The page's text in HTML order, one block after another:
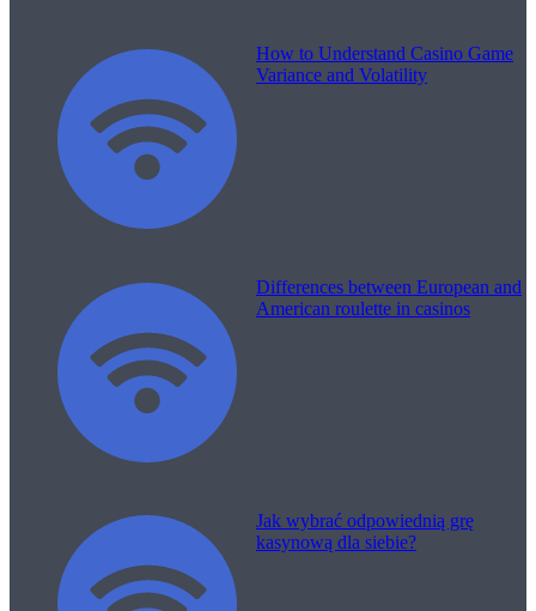
How to Understand Casino Game
Variance and Volatility
Differences between European and
American roulette in casinos
Jak wybrać odpowiednią grę
kasynową dla siebie?